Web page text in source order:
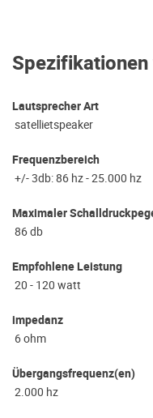
Spezifikationen
Lautsprecher Art
satellietspeaker
Frequenzbereich
+/- 3db: 86 hz - 25.000 hz
Maximaler
86 db
Empfohlene Leistung
20 - 120 watt
impedanz
6 ohm
Übergangsfrequenz(en)
2.000 hz